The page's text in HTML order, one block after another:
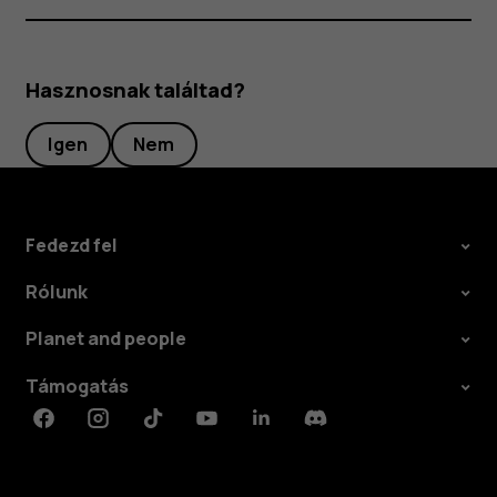
Hasznosnak találtad?
Igen Nem
Fedezd fel
Rólunk
Planet and people
Támogatás
FacebookInstagramTiktokYoutubeLinkedinDiscord